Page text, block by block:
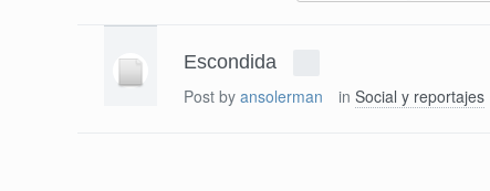
Escondida
Post by ansolerman in Social y reportajes